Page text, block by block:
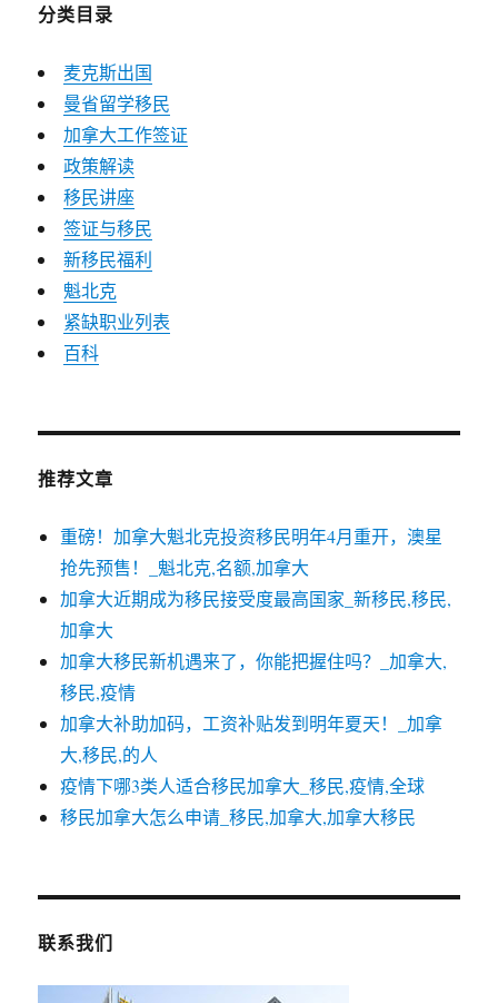
分类目录
麦克斯出国
曼省留学移民
加拿大工作签证
政策解读
移民讲座
签证与移民
新移民福利
魁北克
紧缺职业列表
百科
推荐文章
重磅！加拿大魁北克投资移民明年4月重开，澳星
抢先预售！_魁北克,名额,加拿大
加拿大近期成为移民接受度最高国家_新移民,移民,
加拿大
加拿大移民新机遇来了，你能把握住吗？_加拿大,
移民,疫情
加拿大补助加码，工资补贴发到明年夏天！_加拿
大,移民,的人
疫情下哪3类人适合移民加拿大_移民,疫情,全球
移民加拿大怎么申请_移民,加拿大,加拿大移民
联系我们